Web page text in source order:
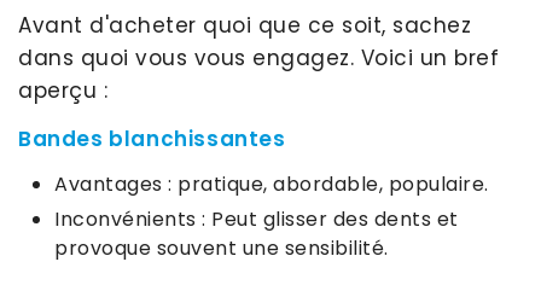
Avant d'acheter quoi que ce soit, sachez
dans quoi vous vous engagez. Voici un bref
aperçu :
Bandes blanchissantes
Avantages : pratique, abordable, populaire.
Inconvénients : Peut glisser des dents et
provoque souvent une sensibilité.